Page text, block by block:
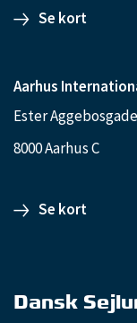
Se kort
Aarhus
Ester
8000 Aarhus C
Se kort
Dansk